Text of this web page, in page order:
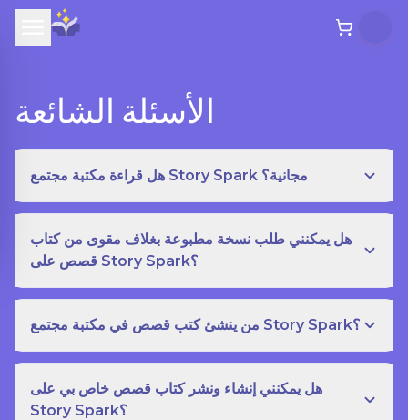
الأسئلة الشائعة
هل قراءة مكتبة مجتمع Story Spark مجانية؟
هل يمكنني طلب نسخة مطبوعة بغلاف مقوى من كتاب
قصص على Story Spark؟
من ينشئ كتب قصص في مكتبة مجتمع Story Spark؟
هل يمكنني إنشاء ونشر كتاب قصص خاص بي على
Story Spark؟